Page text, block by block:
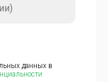
данных в